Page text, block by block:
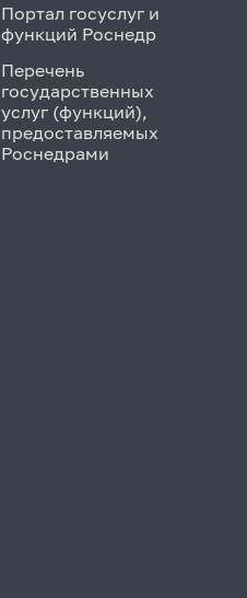
Портал госуслуг и
функций Роснедр
Перечень
государственных
услуг (функций),
предоставляемых
Роснедрами